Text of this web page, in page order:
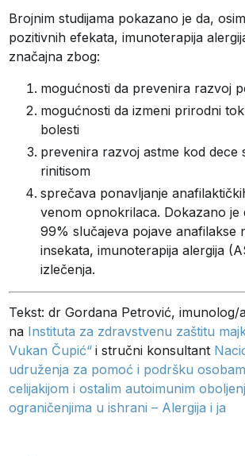
Brojnim studijama pokazano je da,
pozitivnih efekata, imunoterapija
značajna zbog:
mogućnosti da prevenira razvoj
mogućnosti da izmeni prirodni
bolesti
prevenira razvoj astme kod dece
rinitisom
sprečava ponavljanje
venom opnokrilaca. Dokazano je
99% slučajeva pojave anafilakse
insekata, imunoterapija alergija
izlečenja.
Tekst: dr Gordana Petrović, imunolog/
na Instituta za zdravstvenu zaštitu
Vukan Čupić“ i stručni konsultant
udruženja za pomoć i podršku
celijakijom i ostalim autoimunim
ograničenjima u ishrani – Alergija i ja